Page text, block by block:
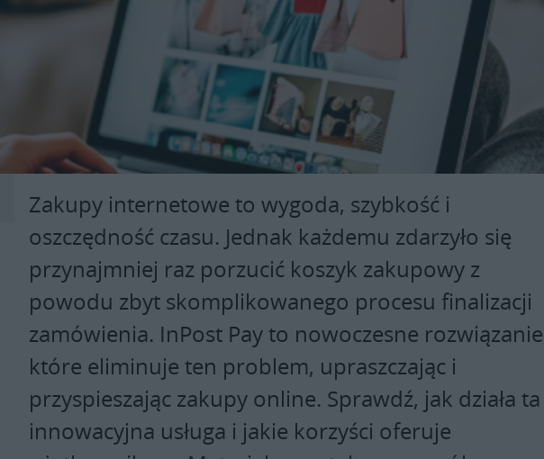
Zakupy internetowe to wygoda, szybkość i
oszczędność czasu. Jednak każdemu zdarzyło się
przynajmniej raz porzucić koszyk zakupowy z
powodu zbyt skomplikowanego procesu finalizacji
zamówienia. InPost Pay to nowoczesne
które eliminuje ten problem, upraszczając i
przyspieszając zakupy online. Sprawdź, jak działa ta
innowacyjna usługa i jakie korzyści oferuje